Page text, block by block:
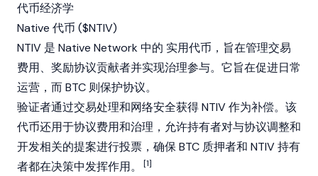
代币经济学
Native 代币 ($NTIV)
NTIV 是 Native Network 中的 实用代币 ，旨在管理交易
费用、奖励协议贡献者并实现治理参与。它旨在促进日常
运营，而 BTC 则保护协议。
验证者通过交易处理和网络安全获得 NTIV 作为补偿。该
代币还用于协议费用和治理，允许持有者对与协议调整和
开发相关的提案进行投票，确保 BTC 质押者和 NTIV 持有
者都在决策中发挥作用。
[1]